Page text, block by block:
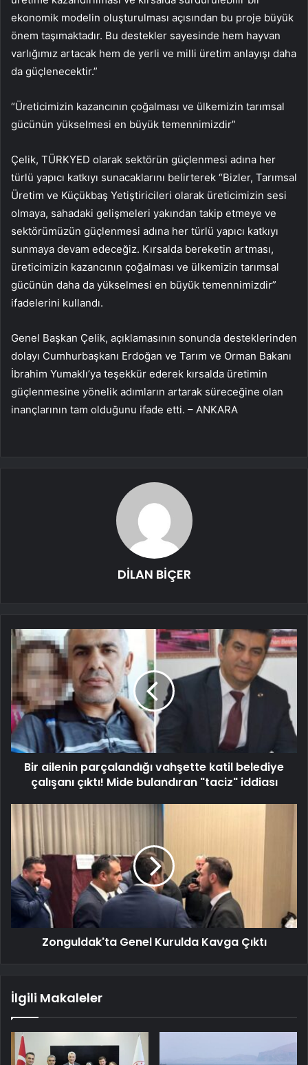
ekonomik modelin oluşturulması açısından bu proje büyük
önem taşımaktadır. Bu destekler sayesinde hem hayvan
varlığımız artacak hem de yerli ve milli üretim anlayışı daha
da güçlenecektir.”
“Üreticimizin kazancının çoğalması ve ülkemizin tarımsal
gücünün yükselmesi en büyük temennimizdir”
Çelik, TÜRKYED olarak sektörün güçlenmesi adına her
türlü yapıcı katkıyı sunacaklarını belirterek “Bizler, Tarımsal
Üretim ve Küçükbaş Yetiştiricileri olarak üreticimizin sesi
olmaya, sahadaki gelişmeleri yakından takip etmeye ve
sektörümüzün güçlenmesi adına her türlü yapıcı katkıyı
sunmaya devam edeceğiz. Kırsalda bereketin artması,
üreticimizin kazancının çoğalması ve ülkemizin tarımsal
gücünün daha da yükselmesi en büyük temennimizdir”
ifadelerini kullandı.
Genel Başkan Çelik, açıklamasının sonunda desteklerinden
dolayı Cumhurbaşkanı Erdoğan ve Tarım ve Orman Bakanı
İbrahim Yumaklı’ya teşekkür ederek kırsalda üretimin
güçlenmesine yönelik adımların artarak süreceğine olan
inançlarının tam olduğunu ifade etti. – ANKARA
DİLAN BİÇER
Bir ailenin parçalandığı vahşette katil belediye
çalışanı çıktı! Mide bulandıran "taciz" iddiası
Zonguldak'ta Genel Kurulda Kavga Çıktı
İlgili Makaleler